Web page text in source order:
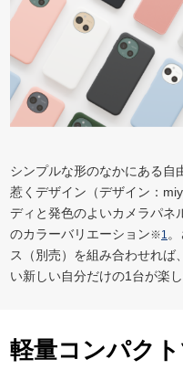
シンプルな形のなかにある自
惹くデザイン（デザイン：
ディと発色のよいカメラパネ
のカラーバリエーション※1
ス（別売）を組み合わせれば
い新しい自分だけの1台が楽し
軽量コンパク